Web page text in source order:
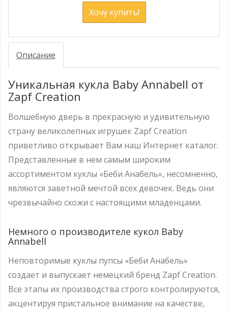
Хочу купить!
Описание
Уникальная кукла Baby Annabell от
Zapf Creation
Волшебную дверь в прекрасную и удивительную
страну великолепных игрушек Zapf Creation
приветливо открывает Вам наш Интернет каталог.
Представленные в нем самым широким
ассортиментом куклы «Беби Анабель», несомненно,
являются заветной мечтой всех девочек. Ведь они
чрезвычайно схожи с настоящими младенцами.
Немного о производителе кукол Baby
Annabell
Неповторимые куклы пупсы «Беби Анабель»
создает и выпускает немецкий бренд Zapf Creation.
Все этапы их производства строго контролируются,
акцентируя пристальное внимание на качестве,